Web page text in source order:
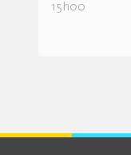
15h00